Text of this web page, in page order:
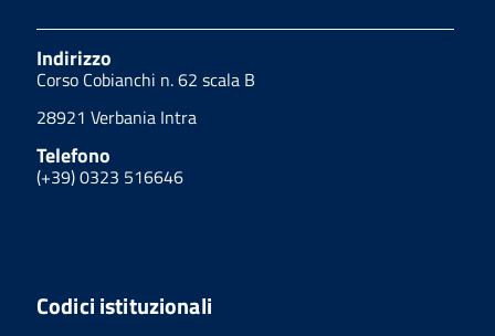
Indirizzo
Corso Cobianchi n. 62 scala B
28921 Verbania Intra
Telefono
(+39) 0323 516646
Codici istituzionali